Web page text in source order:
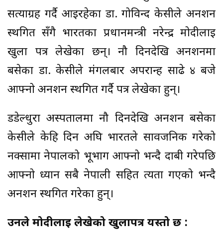
सत्याग्रह गर्दै आइरहेका डा. गोविन्द केसीले अनशन
स्थगित सँगै भारतका प्रधानमन्त्री नरेन्द्र मोदीलाई
खुला पत्र लेखेका छन्। नौ दिनदेखि अनशनमा
बसेका डा. केसीले मंगलबार अपरान्ह साढे ४ बजे
आफ्नो अनशन स्थगित गर्दै पत्र लेखेका हुन्।
डडेल्धुरा अस्पतालमा नौ दिनदेखि अनशन बसेका
केसीले केहि दिन अघि भारतले सार्वजनिक गरेको
नक्सामा नेपालको भूभाग आफ्नो भन्दै दाबी गरेपछि
आफ्नो ध्यान सबै नेपाली सहित त्यता गएको भन्दै
अनशन स्थगित गरेका हुन्।
उनले मोदीलाई लेखेको खुलापत्र यस्तो छ :